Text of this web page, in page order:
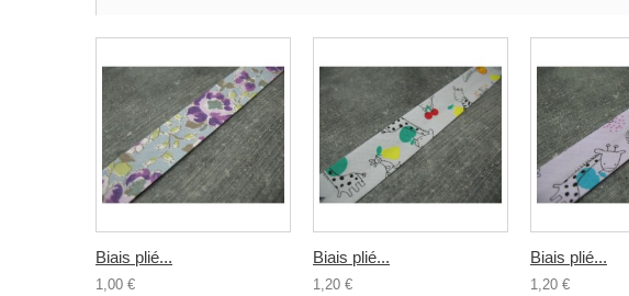
Biais plié...
1,00 €
Biais plié...
1,20 €
Biais plié...
1,20 €